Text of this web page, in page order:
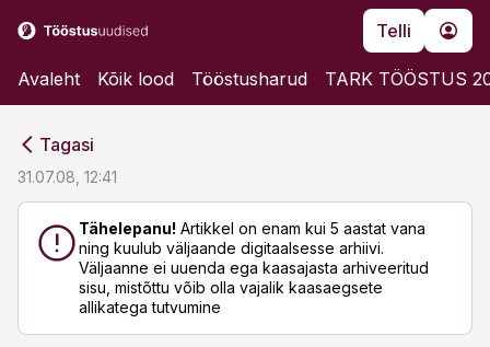
Telli
Avaleht Kõik lood Tööstusharud TARK TÖÖSTUS
Tagasi
31.07.08, 12:41
Tähelepanu! Artikkel on enam kui 5 aastat vana
ning kuulub väljaande digitaalsesse arhiivi.
Väljaanne ei uuenda ega kaasajasta arhiveeritud
sisu, mistõttu võib olla vajalik kaasaegsete
allikatega tutvumine